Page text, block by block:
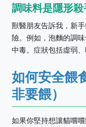
調味料是隱形
獸醫朋友告訴我，新
險。例如，泡麵的調
中毒。症狀包括虛弱
如何安全餵
非要餵）
如果你堅持想讓貓嚐